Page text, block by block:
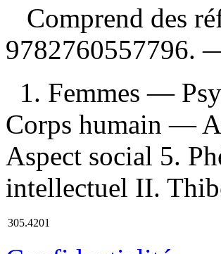
Comprend des
9782760557796.
1. Femmes —
Corps humain —
Aspect social 5.
intellectuel II.
305.4201